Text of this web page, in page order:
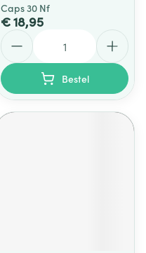
Caps 30 Nf
€ 18,95
Bestel